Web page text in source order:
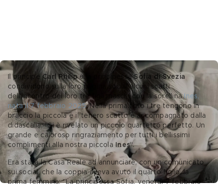
Il principe Carl Philip e la principessa Sofia di Svezia
condividono sulla loro pagina social alcuni scatti
dell'incontro dei loro tre figli maschi con la sorellina Ines,
nata il 7 febbraio 2025. Nella prima foto i tre tengono in
braccio la piccola e il tenero scatto è accompagnato dalla
didascalia: "Si è rivelato un piccolo quartetto perfetto. Un
grande e caloroso ringraziamento per tutti i bellissimi
complimenti alla nostra piccola
Ines".
Era stata la Casa Reale ad annunciare, con un comunicato
sui social, che la coppia aveva avuto il quarto figlio, la
prima femmina: "La principessa Sofia, venerdì 7 febbraio